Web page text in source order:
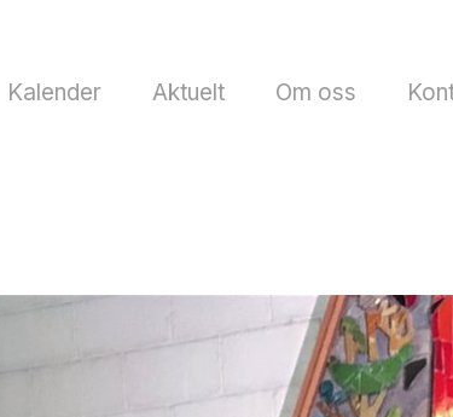
Kalender Aktuelt Om oss